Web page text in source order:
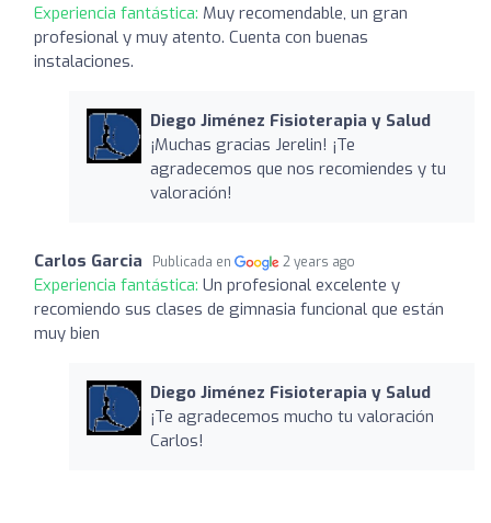
Experiencia fantástica: Muy recomendable, un gran
profesional y muy atento. Cuenta con buenas
instalaciones.
Diego Jiménez Fisioterapia y Salud
¡Muchas gracias Jerelin! ¡Te
agradecemos que nos recomiendes y tu
valoración!
Carlos Garcia Publicada en 2 years ago
Experiencia fantástica: Un profesional excelente y
recomiendo sus clases de gimnasia funcional que están
muy bien
Diego Jiménez Fisioterapia y Salud
¡Te agradecemos mucho tu valoración
Carlos!